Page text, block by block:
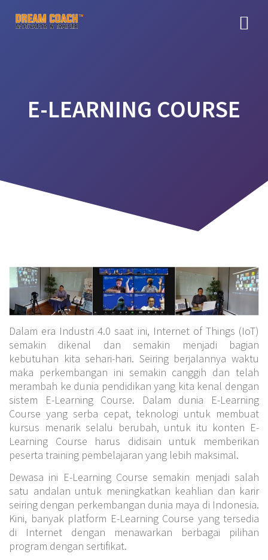
E-LEARNING COURSE
Dalam era Industri 4.0 saat ini, Internet of Things (IoT)
semakin dikenal dan semakin menjadi bagian
kebutuhan kita sehari-hari. Seiring berjalannya waktu
maka perkembangan ini semakin canggih dan telah
merambah ke dunia pendidikan yang kita kenal dengan
sistem E-Learning Course. Dalam dunia E-Learning
Course yang serba cepat, teknologi untuk membuat
kursus menarik selalu berubah, untuk itu konten E-
Learning Course harus didisain untuk memberikan
peserta training pembelajaran yang lebih maksimal.
Dewasa ini E-Learning Course semakin menjadi salah
satu andalan untuk meningkatkan keahlian dan karir
seiring dengan perkembangan dunia maya di Indonesia.
Kini, banyak platform E-Learning Course yang tersedia
di Internet dengan menawarkan berbagai pilihan
program dengan sertifikat.